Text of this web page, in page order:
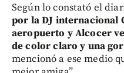
Según lo constató el
por la DJ internacional
aeropuerto y Alcocer
de color claro y una
mencionó a ese medio